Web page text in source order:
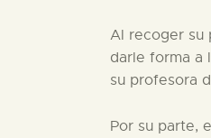
Al recoger su
darle forma a
su profesora
Por su parte,